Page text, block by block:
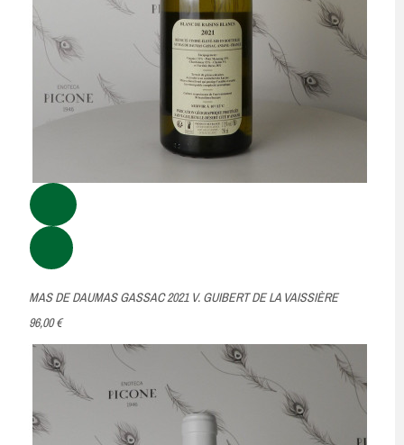
MAS DE DAUMAS GASSAC 2021 V. GUIBERT DE LA VAISSIÈRE
96,00 €